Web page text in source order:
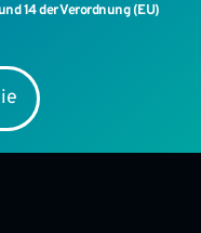
14 der Verordnung (EU)